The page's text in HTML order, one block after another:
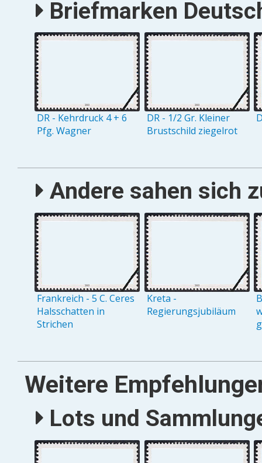
Briefmarken
DR - Kehrdruck 4 + 6
Pfg. Wagner
DR - 1/2 Gr. Kleiner
Brustschild ziegelrot
Andere sahen sich
Frankreich - 5 C. Ceres
Halsschatten in
Strichen
Kreta -
Regierungsjubiläum
Weitere
Lots und